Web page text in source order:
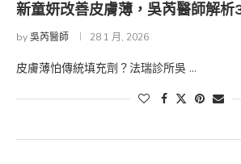
新童妍改善皮膚薄，吳芮醫師解析
by吳芮醫師 28 1 月, 2026
皮膚薄怕傳統填充劑？法瑞診所吳 …